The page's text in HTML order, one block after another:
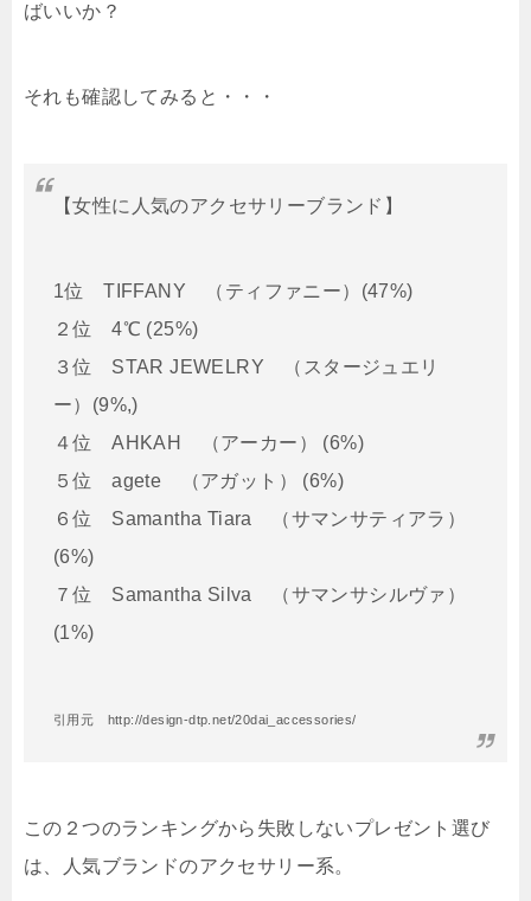
ばいいか？
それも確認してみると・・・
【女性に人気のアクセサリーブランド】
1位 TIFFANY （ティファニー）(47%)
２位 4℃ (25%)
３位 STAR JEWELRY （スタージュエリ
ー）(9%,)
４位 AHKAH （アーカー） (6%)
５位 agete （アガット） (6%)
６位 Samantha Tiara （サマンサティアラ）
(6%)
７位 Samantha Silva （サマンサシルヴァ）
(1%)
引用元 http://design-dtp.net/20dai_accessories/
この２つのランキングから失敗しないプレゼント選び
は、人気ブランドのアクセサリー系。